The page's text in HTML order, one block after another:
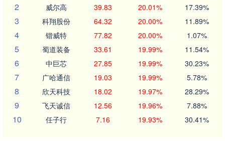
2 威尔高 39.83 20.01% 17.39%
3 科翔股份 64.32 20.00% 11.89%
4 锴威特 77.82 20.00% 1.07%
5 蜀道装备 33.61 19.99% 11.54%
6 中巨芯 27.85 19.99% 30.23%
7 广哈通信 19.03 19.99% 5.78%
8 欣天科技 18.02 19.97% 28.29%
9 飞天诚信 12.56 19.96% 7.88%
10 任子行 7.16 19.93% 30.41%